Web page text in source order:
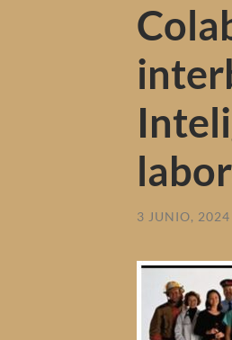
3 JUNIO, 2024